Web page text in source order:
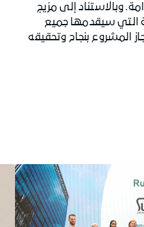
وبالاستناد إلى مزيج
التي سيقدمها جميع
المشروع بنجاح وتحقيقه